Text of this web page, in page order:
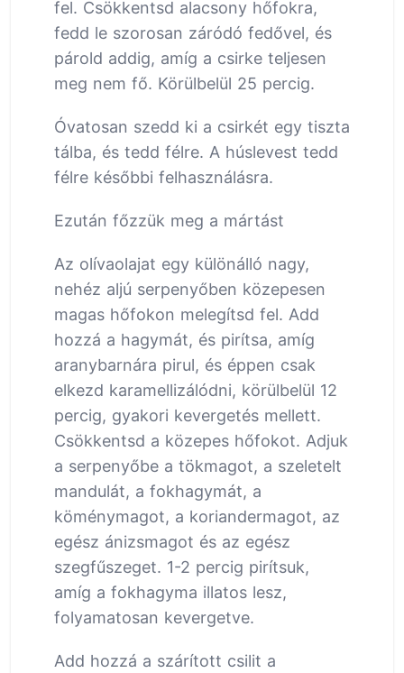
fel. Csökkentsd alacsony hőfokra,
fedd le szorosan záródó fedővel, és
párold addig, amíg a csirke teljesen
meg nem fő. Körülbelül 25 percig.
Óvatosan szedd ki a csirkét egy tiszta
tálba, és tedd félre. A húslevest tedd
félre későbbi felhasználásra.
Ezután főzzük meg a mártást
Az olívaolajat egy különálló nagy,
nehéz aljú serpenyőben közepesen
magas hőfokon melegítsd fel. Add
hozzá a hagymát, és pirítsa, amíg
aranybarnára pirul, és éppen csak
elkezd karamellizálódni, körülbelül 12
percig, gyakori kevergetés mellett.
Csökkentsd a közepes hőfokot. Adjuk
a serpenyőbe a tökmagot, a szeletelt
mandulát, a fokhagymát, a
köménymagot, a koriandermagot, az
egész ánizsmagot és az egész
szegfűszeget. 1-2 percig pirítsuk,
amíg a fokhagyma illatos lesz,
folyamatosan kevergetve.
Add hozzá a szárított csilit a